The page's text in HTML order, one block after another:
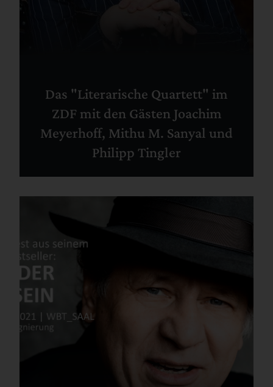
Das "Literarische Quartett" im
ZDF mit den Gästen Joachim
Meyerhoff, Mithu M. Sanyal und
Philipp Tingler